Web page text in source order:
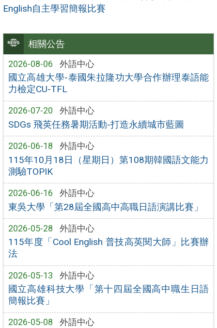
相關公告
2026-08-06 外語中心
國立高雄大學-泰國朱拉隆功大學合作辦理泰語能
力檢定CU-TFL
2026-07-20 外語中心
SDGs 飛英任務暑期活動-打造永續城市藍圖
2026-06-18 外語中心
115年10月18日（星期日）第108期韓國語文能力
測驗TOPIK
2026-06-16 外語中心
東吳大學「第28屆全國高中高職日語演講比賽」
2026-05-28 外語中心
115年度「Cool English 普技高英閱大師」比賽辦
法
2026-05-13 外語中心
國立高雄科技大學「第十四屆全國高中職生日語
簡報比賽」
2026-05-08 外語中心
English自主學習簡報比賽